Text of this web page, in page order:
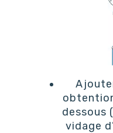
dessous
vidage